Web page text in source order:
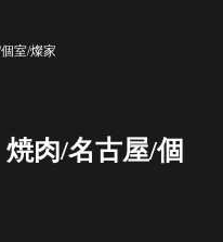
室/燦家
肉/名古屋/個